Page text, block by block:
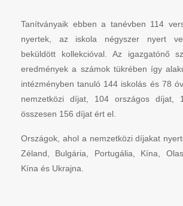
Tanítványaik ebben a tanévben 114
nyertek, az iskola négyszer nyert
beküldött kollekcióval. Az igazgatónő
eredmények a számok tükrében így
intézményben tanuló 144 iskolás és 78
nemzetközi díjat, 104 országos díjat,
összesen 156 díjat ért el.
Országok, ahol a nemzetközi díjakat
Zéland, Bulgária, Portugália, Kína,
Kína és Ukrajna.